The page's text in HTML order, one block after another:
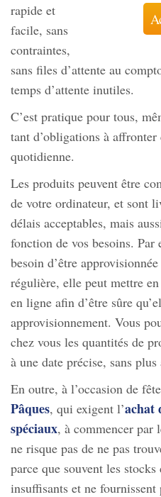
rapide et
facile, sans
contraintes,
sans files d’attente au
temps d’attente inutiles.
C’est pratique pour tous,
tant d’obligations à
quotidienne.
Les produits peuvent être
de votre ordinateur, et sont
délais acceptables, mais
fonction de vos besoins. Par
besoin d’être
régulière, elle peut mettre
en ligne afin d’être sûre
approvisionnement. Vous
chez vous les quantités de
à une date précise, sans
En outre, à l’occasion de
Pâques, qui exigent l’achat
spéciaux, à commencer par
ne risque pas de ne pas
parce que souvent les
insuffisants et ne fournissent